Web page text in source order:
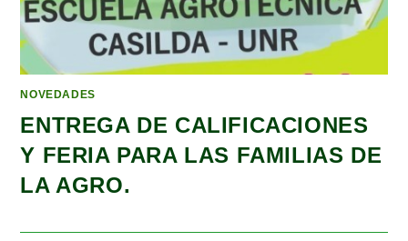
NOVEDADES
ENTREGA DE CALIFICACIONES
Y FERIA PARA LAS FAMILIAS DE
LA AGRO.